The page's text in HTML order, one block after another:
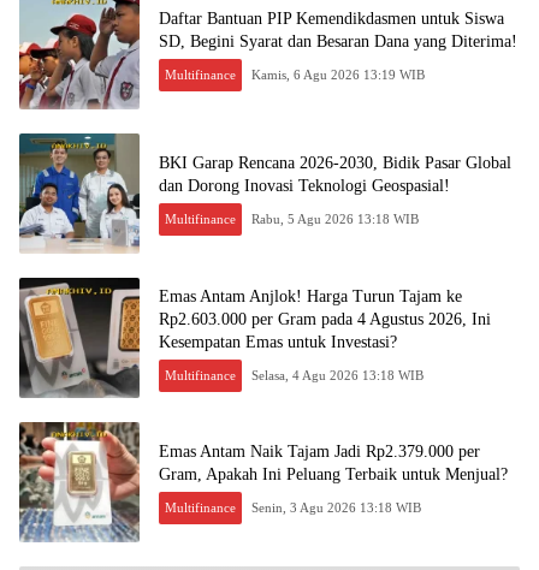
Daftar Bantuan PIP Kemendikdasmen untuk Siswa
SD, Begini Syarat dan Besaran Dana yang Diterima!
Multifinance Kamis, 6 Agu 2026 13:19 WIB
BKI Garap Rencana 2026-2030, Bidik Pasar Global
dan Dorong Inovasi Teknologi Geospasial!
Multifinance Rabu, 5 Agu 2026 13:18 WIB
Emas Antam Anjlok! Harga Turun Tajam ke
Rp2.603.000 per Gram pada 4 Agustus 2026, Ini
Kesempatan Emas untuk Investasi?
Multifinance Selasa, 4 Agu 2026 13:18 WIB
Emas Antam Naik Tajam Jadi Rp2.379.000 per
Gram, Apakah Ini Peluang Terbaik untuk Menjual?
Multifinance Senin, 3 Agu 2026 13:18 WIB